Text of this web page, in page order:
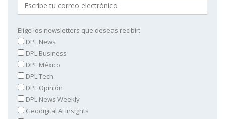
Elige los newsletters que deseas recibir:
DPL News
DPL Business
DPL México
DPL Tech
DPL Opinión
DPL News Weekly
Geodigital AI Insights